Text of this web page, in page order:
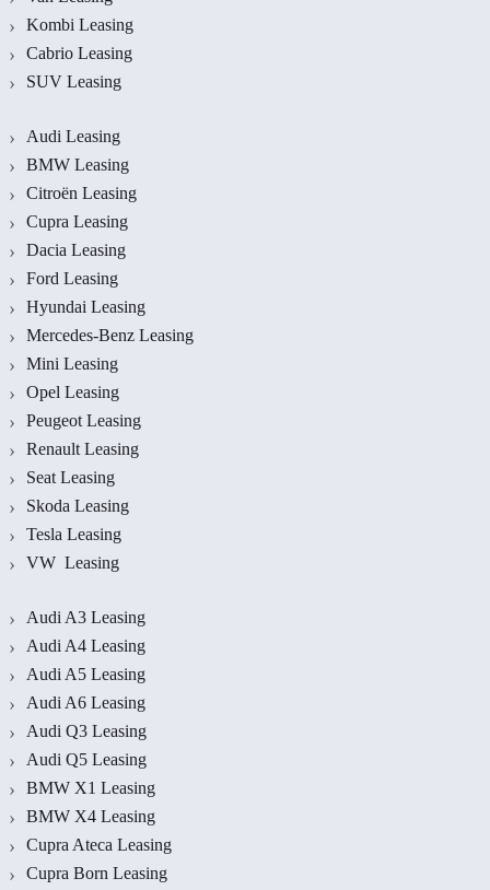
Kombi Leasing
Cabrio Leasing
SUV Leasing
Audi Leasing
BMW Leasing
Citroën Leasing
Cupra Leasing
Dacia Leasing
Ford Leasing
Hyundai Leasing
Mercedes-Benz Leasing
Mini Leasing
Opel Leasing
Peugeot Leasing
Renault Leasing
Seat Leasing
Skoda Leasing
Tesla Leasing
VW Leasing
Audi A3 Leasing
Audi A4 Leasing
Audi A5 Leasing
Audi A6 Leasing
Audi Q3 Leasing
Audi Q5 Leasing
BMW X1 Leasing
BMW X4 Leasing
Cupra Ateca Leasing
Cupra Born Leasing